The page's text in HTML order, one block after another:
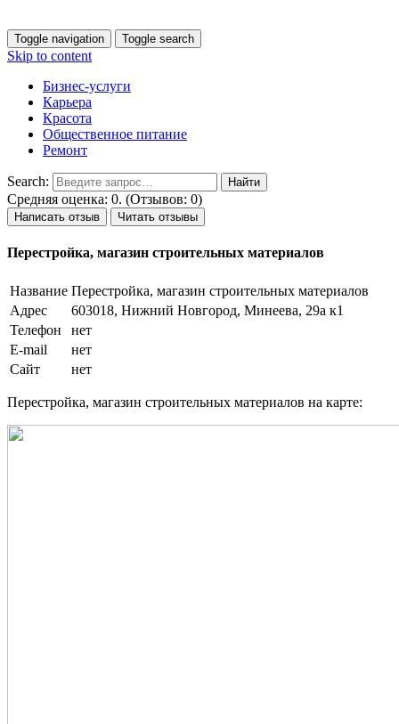
Toggle navigation Toggle search
Skip to content
Бизнес-услуги
Карьера
Красота
Общественное питание
Ремонт
Search:
Средняя оценка: 0. (Отзывов: 0)
Написать отзыв Читать отзывы
Перестройка, магазин строительных материалов
Название Перестройка, магазин строительных материалов
Адрес
603018, Нижний Новгород, Минеева, 29а к1
Телефон
нет
E-mail
нет
Сайт
нет
Перестройка, магазин строительных материалов на карте: